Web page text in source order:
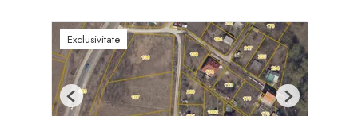
Exclusivitate
Previous Next